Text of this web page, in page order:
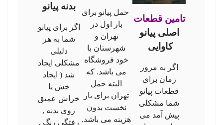
تامین قطعات
اصلی پیانو
کاوایی
اگر به مرور
زمان برای
قطعات پیانو
شما مشکلی
پیش آمد می
حمل پیانو برای
بار اول در
تهران و
شهرستان با
خود فروشگاه
می باشد. که
البته حمل
تهران برای بار
نخست بدون
هزینه می باشد.
بدنه پیانو
اگر برای پیانو
شما به هر
دلیلی
مشکلی ایجاد
شد ( ایجاد
خش یا
خراش عمیق
روی بدنه ,
رفتگی رنگ ,